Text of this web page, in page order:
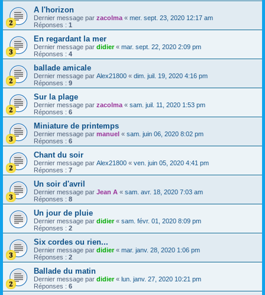
A l'horizon
Dernier message par zacolma « mer. sept. 23, 2020 12:17 am
Réponses : 1
En regardant la mer
Dernier message par didier« mar. sept. 22, 2020 2:09 pm
Réponses : 4
ballade amicale
Dernier message par Alex21800 « dim. juil. 19, 2020 4:16 pm
Réponses : 9
Sur la plage
Dernier message par zacolma « sam. juil. 11, 2020 1:53 pm
Réponses : 6
Miniature de printemps
Dernier message par manuel « sam. juin 06, 2020 8:02 pm
Réponses : 6
Chant du soir
Dernier message par Alex21800 « ven. juin 05, 2020 4:41 pm
Réponses : 7
Un soir d'avril
Dernier message par Jean A « sam. avr. 18, 2020 7:03 am
Réponses : 8
Un jour de pluie
Dernier message par didier« sam. févr. 01, 2020 8:09 pm
Réponses : 2
Six cordes ou rien...
Dernier message par didier« mar. janv. 28, 2020 1:06 pm
Réponses : 2
Ballade du matin
Dernier message par didier« lun. janv. 27, 2020 10:21 pm
Réponses : 6